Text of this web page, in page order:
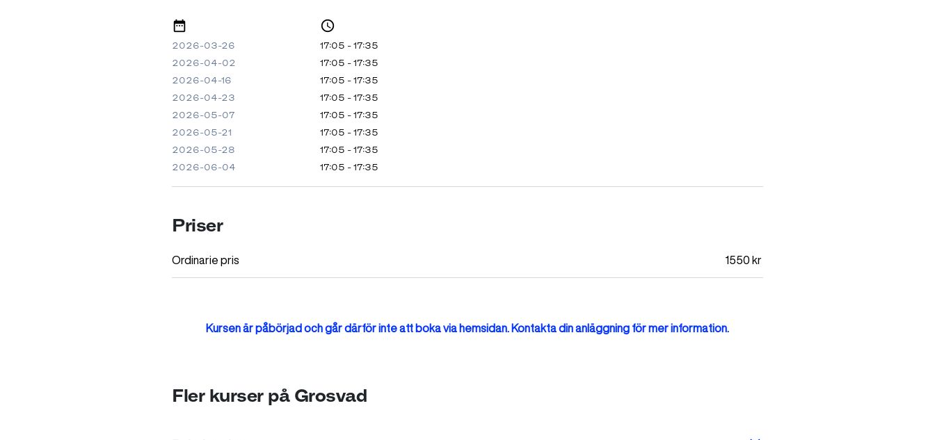
2026-03-26
17:05 - 17:35
2026-04-02
17:05 - 17:35
2026-04-16
17:05 - 17:35
2026-04-23
17:05 - 17:35
2026-05-07
17:05 - 17:35
2026-05-21
17:05 - 17:35
2026-05-28
17:05 - 17:35
2026-06-04
17:05 - 17:35
Priser
Ordinarie pris 1550 kr
Kursen är påbörjad och går därför inte att boka via hemsidan. Kontakta din anläggning för mer information.
Fler kurser på Grosvad